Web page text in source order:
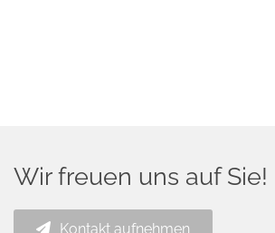
Wir freuen uns auf Sie!
Kontakt aufnehmen